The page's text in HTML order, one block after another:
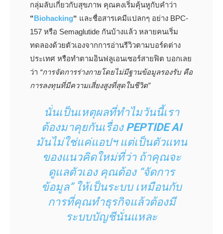
กลุ่มลับเกี่ยวกับสุขภาพ คุณคงเริ่มคุ้นหูกับคำว่า
“Biohacking“ และชื่อสารเคมีแปลกๆ อย่าง BPC-
157 หรือ Semaglutide กันบ้างแล้ว หลายคนเริ่ม
ทดลองด้วยตัวเองจากการอ่านรีวิวตามบอร์ดต่าง
ประเทศ หรือทำตามอินฟลูเอนเซอร์สายฟิต บอกเลย
ว่า “การจัดการร่างกายโดยไม่มีฐานข้อมูลรองรับ คือ
การลงทุนที่มีความเสี่ยงสูงที่สุดในชีวิต”
นั่นเป็นเหตุผลที่ทำไมวันนี้เรา
ต้องมาคุยกันเรื่อง PEPTIDE AI
มันไม่ใช่แค่แอปฯ แต่เป็นตัวแทน
ของแนวคิดใหม่ที่ว่า ถ้าคุณจะ
ดูแลตัวเอง คุณต้อง “จัดการ
ข้อมูล” ให้เป็นระบบ เหมือนกับ
การที่คุณทำธุรกิจแล้วต้องมี
ระบบบัญชีนั่นแหละ